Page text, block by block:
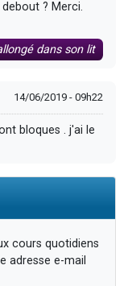
? Merci.
dans son lit
14/06/2019 - 09h22
bloques . j'ai le
cours quotidiens
adresse e-mail